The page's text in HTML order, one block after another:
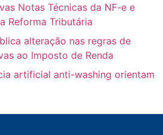
Notas Técnicas da NF-e e
Reforma Tributária
alteração nas regras de
ao Imposto de Renda
artificial anti-washing orientam